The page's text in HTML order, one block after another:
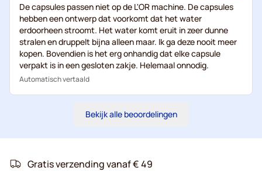
De capsules passen niet op de L'OR machine. De capsules
hebben een ontwerp dat voorkomt dat het water
erdoorheen stroomt. Het water komt eruit in zeer dunne
stralen en druppelt bijna alleen maar. Ik ga deze nooit meer
kopen. Bovendien is het erg onhandig dat elke capsule
verpakt is in een gesloten zakje. Helemaal onnodig.
Automatisch vertaald
Bekijk alle beoordelingen
Gratis verzending vanaf € 49